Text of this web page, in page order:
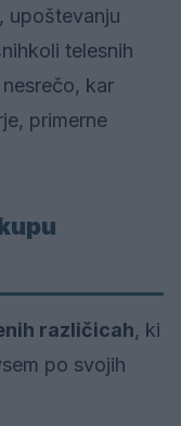
upoštevanju
telesnih
kar
primerne
različicah, ki
po svojih